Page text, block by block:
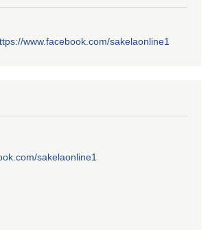
www.facebook.com/sakelaonline1
sakelaonline1